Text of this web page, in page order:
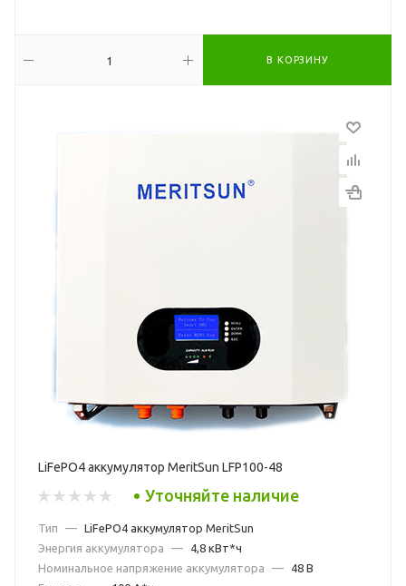
В КОРЗИНУ
LiFePO4 аккумулятор MeritSun LFP100-48
Уточняйте наличие
Тип — LiFePO4 аккумулятор MeritSun
Энергия аккумулятора
—
4,8 кВт*ч
Номинальное напряжение аккумулятора
—
48 В